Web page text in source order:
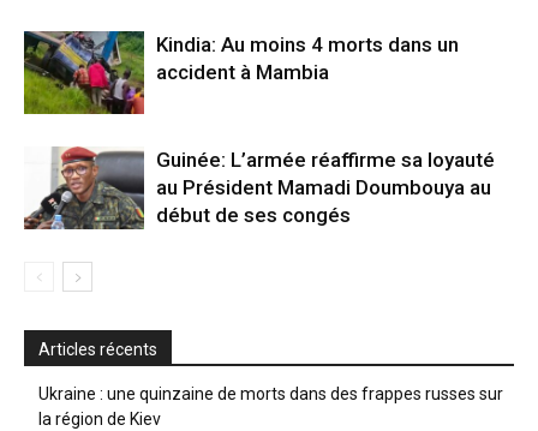
Kindia: Au moins 4 morts dans un
accident à Mambia
Guinée: L’armée réaffirme sa loyauté
au Président Mamadi Doumbouya au
début de ses congés
Articles récents
Ukraine : une quinzaine de morts dans des frappes russes sur
la région de Kiev